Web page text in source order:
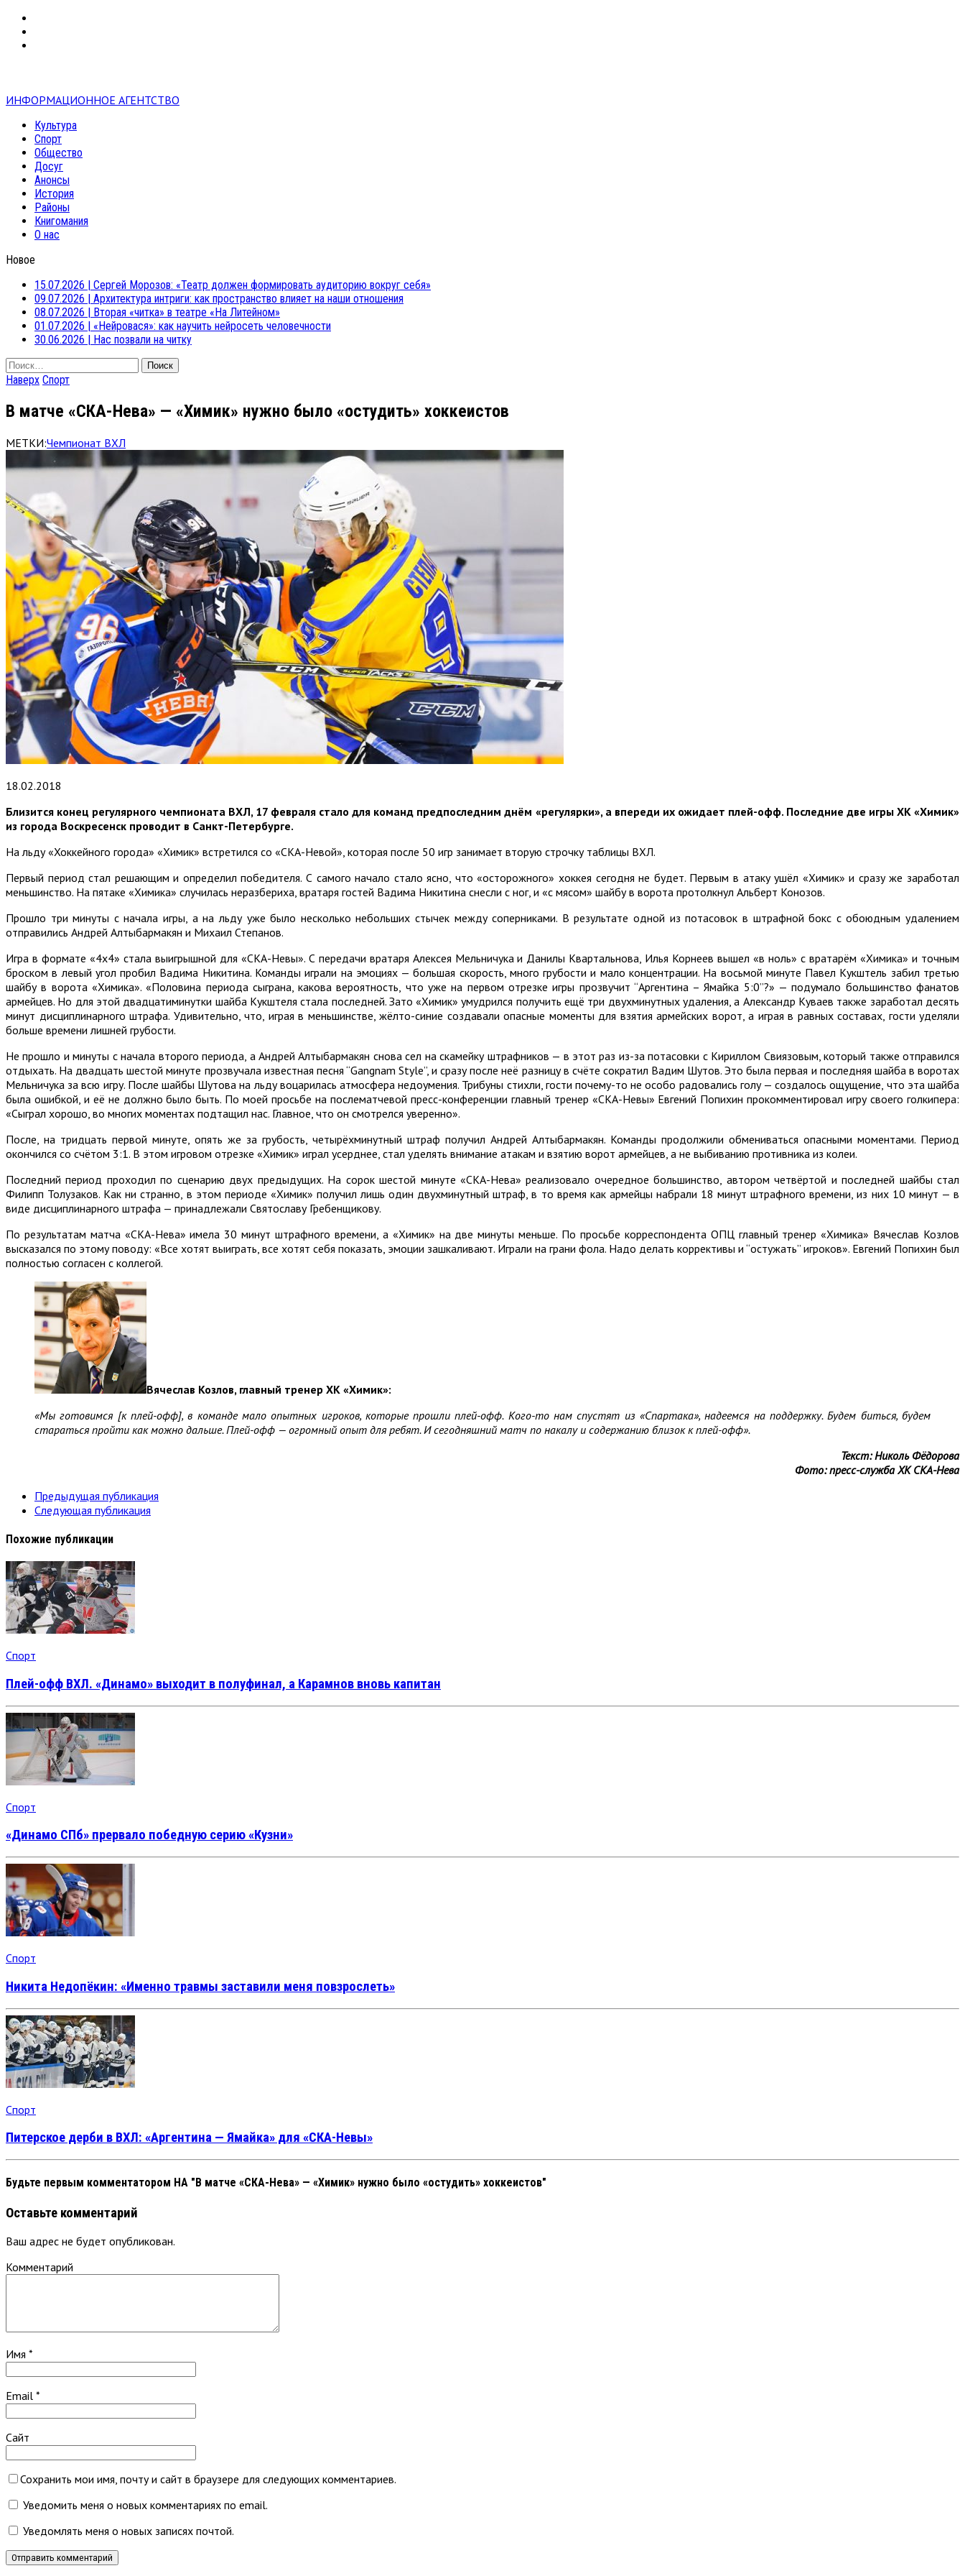
ИНФОРМАЦИОННОЕ АГЕНТСТВО
Культура
Спорт
Общество
Досуг
Анонсы
История
Районы
Книгомания
О нас
Новое
15.07.2026 | Сергей Морозов: «Театр должен формировать аудиторию вокруг себя»
09.07.2026 | Архитектура интриги: как пространство влияет на наши отношения
08.07.2026 | Вторая «читка» в театре «На Литейном»
01.07.2026 | «Нейровася»: как научить нейросеть человечности
30.06.2026 | Нас позвали на читку
Найти:
Наверх Спорт
В матче «СКА-Нева» — «Химик» нужно было «остудить» хоккеистов
МЕТКИ:Чемпионат ВХЛ
18.02.2018
Близится конец регулярного чемпионата ВХЛ, 17 февраля стало для команд предпоследним днём «регулярки», а впереди их ожидает плей-офф. Последние две игры ХК «Химик»
из города Воскресенск проводит в Санкт-Петербурге.
На льду «Хоккейного города» «Химик» встретился со «СКА-Невой», которая после 50 игр занимает вторую строчку таблицы ВХЛ.
Первый период стал решающим и определил победителя. С самого начало стало ясно, что «осторожного» хоккея сегодня не будет. Первым в атаку ушёл «Химик» и сразу же заработал
меньшинство. На пятаке «Химика» случилась неразбериха, вратаря гостей Вадима Никитина снесли с ног, и «с мясом» шайбу в ворота протолкнул Альберт Конозов.
Прошло три минуты с начала игры, а на льду уже было несколько небольших стычек между соперниками. В результате одной из потасовок в штрафной бокс с обоюдным удалением
отправились Андрей Алтыбармакян и Михаил Степанов.
Игра в формате «4х4» стала выигрышной для «СКА-Невы». С передачи вратаря Алексея Мельничука и Данилы Квартальнова, Илья Корнеев вышел «в ноль» с вратарём «Химика» и точным
броском в левый угол пробил Вадима Никитина. Команды играли на эмоциях — большая скорость, много грубости и мало концентрации. На восьмой минуте Павел Кукштель забил третью
шайбу в ворота «Химика». «Половина периода сыграна, какова вероятность, что уже на первом отрезке игры прозвучит “Аргентина – Ямайка 5:0”?» — подумало большинство фанатов
армейцев. Но для этой двадцатиминутки шайба Кукштеля стала последней. Зато «Химик» умудрился получить ещё три двухминутных удаления, а Александр Куваев также заработал десять
минут дисциплинарного штрафа. Удивительно, что, играя в меньшинстве, жёлто-синие создавали опасные моменты для взятия армейских ворот, а играя в равных составах, гости уделяли
больше времени лишней грубости.
Не прошло и минуты с начала второго периода, а Андрей Алтыбармакян снова сел на скамейку штрафников — в этот раз из-за потасовки с Кириллом Свиязовым, который также отправился
отдыхать. На двадцать шестой минуте прозвучала известная песня “Gangnam Style”, и сразу после неё разницу в счёте сократил Вадим Шутов. Это была первая и последняя шайба в воротах
Мельничука за всю игру. После шайбы Шутова на льду воцарилась атмосфера недоумения. Трибуны стихли, гости почему-то не особо радовались голу — создалось ощущение, что эта шайба
была ошибкой, и её не должно было быть. По моей просьбе на послематчевой пресс-конференции главный тренер «СКА-Невы» Евгений Попихин прокомментировал игру своего голкипера:
«Сыграл хорошо, во многих моментах подтащил нас. Главное, что он смотрелся уверенно».
После, на тридцать первой минуте, опять же за грубость, четырёхминутный штраф получил Андрей Алтыбармакян. Команды продолжили обмениваться опасными моментами. Период
окончился со счётом 3:1. В этом игровом отрезке «Химик» играл усерднее, стал уделять внимание атакам и взятию ворот армейцев, а не выбиванию противника из колеи.
Последний период проходил по сценарию двух предыдущих. На сорок шестой минуте «СКА-Нева» реализовало очередное большинство, автором четвёртой и последней шайбы стал
Филипп Толузаков. Как ни странно, в этом периоде «Химик» получил лишь один двухминутный штраф, в то время как армейцы набрали 18 минут штрафного времени, из них 10 минут — в
виде дисциплинарного штрафа — принадлежали Святославу Гребенщикову.
По результатам матча «СКА-Нева» имела 30 минут штрафного времени, а «Химик» на две минуты меньше. По просьбе корреспондента ОПЦ главный тренер «Химика» Вячеслав Козлов
высказался по этому поводу: «Все хотят выиграть, все хотят себя показать, эмоции зашкаливают. Играли на грани фола. Надо делать коррективы и “остужать” игроков». Евгений Попихин был
полностью согласен с коллегой.
Вячеслав Козлов, главный тренер ХК «Химик»:
«Мы готовимся [к плей-офф], в команде мало опытных игроков, которые прошли плей-офф. Кого-то нам спустят из «Спартака», надеемся на поддержку. Будем биться, будем
стараться пройти как можно дальше. Плей-офф — огромный опыт для ребят. И сегодняшний матч по накалу и содержанию близок к плей-офф».
Текст: Николь Фёдорова
Фото: пресс-служба ХК СКА-Нева
Предыдущая публикация
Следующая публикация
Похожие публикации
Спорт
Плей-офф ВХЛ. «Динамо» выходит в полуфинал, а Карамнов вновь капитан
Спорт
«Динамо СПб» прервало победную серию «Кузни»
Спорт
Никита Недопёкин: «Именно травмы заставили меня повзрослеть»
Спорт
Питерское дерби в ВХЛ: «Аргентина — Ямайка» для «СКА-Невы»
Будьте первым комментатором НА "В матче «СКА-Нева» — «Химик» нужно было «остудить» хоккеистов"
Оставьте комментарий
Ваш адрес не будет опубликован.
Комментарий
Имя *
Email *
Сайт
Сохранить мои имя, почту и сайт в браузере для следующих комментариев.
Уведомить меня о новых комментариях по email.
Уведомлять меня о новых записях почтой.